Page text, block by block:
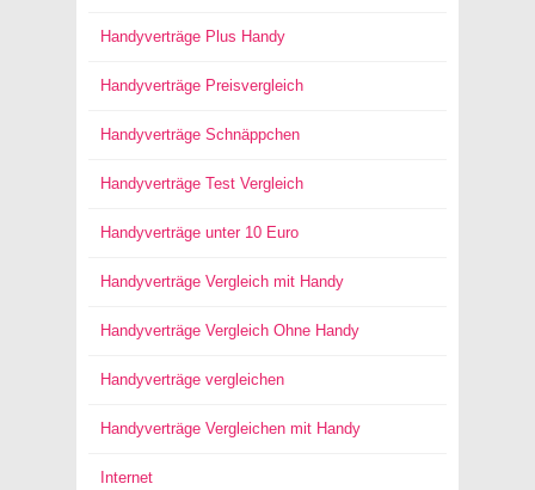
Handyverträge Plus Handy
Handyverträge Preisvergleich
Handyverträge Schnäppchen
Handyverträge Test Vergleich
Handyverträge unter 10 Euro
Handyverträge Vergleich mit Handy
Handyverträge Vergleich Ohne Handy
Handyverträge vergleichen
Handyverträge Vergleichen mit Handy
Internet